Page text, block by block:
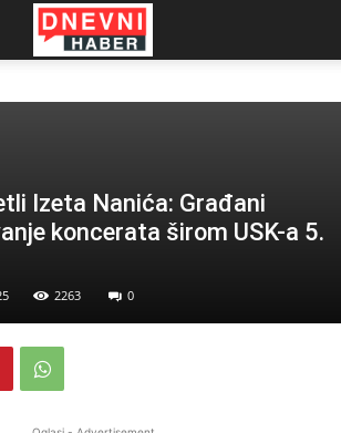
Izeta Nanića: Građani
koncerata širom USK-a 5.
2263 0